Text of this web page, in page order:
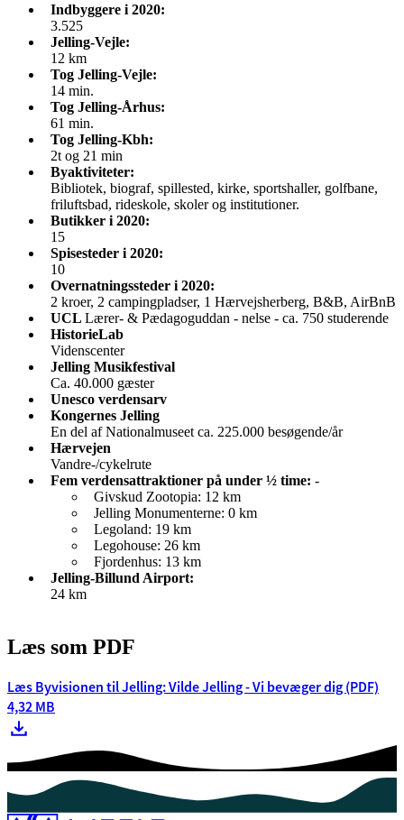
Indbyggere i 2020:
3.525
Jelling-Vejle:
12 km
Tog Jelling-Vejle:
14 min.
Tog Jelling-Århus:
61 min.
Tog Jelling-Kbh:
2t og 21 min
Byaktiviteter:
Bibliotek, biograf, spillested, kirke, sportshaller, golfbane,
friluftsbad, rideskole, skoler og institutioner.
Butikker i 2020:
15
Spisesteder i 2020:
10
Overnatningssteder i 2020:
2 kroer, 2 campingpladser, 1 Hærvejsherberg, B&B, AirBnB
UCL Lærer- & Pædagoguddan - nelse - ca. 750 studerende
HistorieLab
Videnscenter
Jelling Musikfestival
Ca. 40.000 gæster
Unesco verdensarv
Kongernes Jelling
En del af Nationalmuseet ca. 225.000 besøgende/år
Hærvejen
Vandre-/cykelrute
Fem verdensattraktioner på under ½ time: -
Givskud Zootopia: 12 km
Jelling Monumenterne: 0 km
Legoland: 19 km
Legohouse: 26 km
Fjordenhus: 13 km
Jelling-Billund Airport:
24 km
Læs som PDF
Læs Byvisionen til Jelling: Vilde Jelling - Vi bevæger dig (PDF)
4,32 MB